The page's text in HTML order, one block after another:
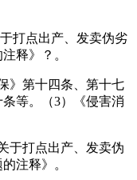
打点出产、发卖伪劣
释》？。
第十四条、第十七
等。（3）《侵害消
打点出产、发卖伪
注释》。